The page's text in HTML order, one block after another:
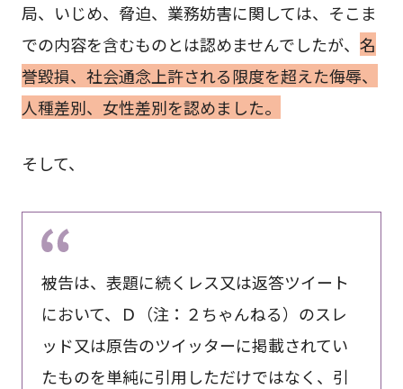
局、いじめ、脅迫、業務妨害に関しては、そこま
での内容を含むものとは認めませんでしたが、 名
誉毀損、社会通念上許される限度を超えた侮辱、
人種差別、女性差別を認めました。
そして、
被告は、表題に続くレス又は返答ツイート
において、Ｄ（注：２ちゃんねる）のスレ
ッド又は原告のツイッターに掲載されてい
たものを単純に引用しただけではなく、引